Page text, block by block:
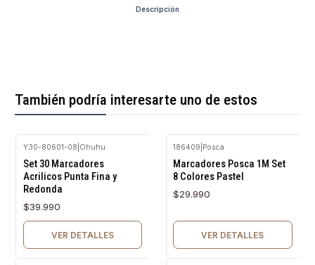
Descripción
También podría interesarte uno de estos
Y30-80601-08 Ohuhu
Set 30 Marcadores
Acrilicos Punta Fina y
Redonda
$39.990
VER DETALLES
186409 Posca
Marcadores Posca 1M Set
8 Colores Pastel
$29.990
VER DETALLES